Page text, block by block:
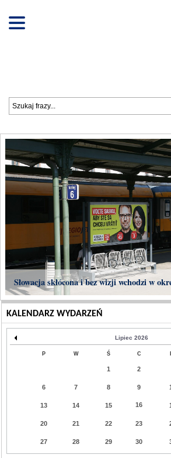
Słowacja skłócona i bez wizji wchodzi w
KALENDARZ WYDARZEŃ
Lipiec 2026
P W Ś C
1 2
6 7 8 9
13 14 15 16
20 21 22 23
27 28 29 30